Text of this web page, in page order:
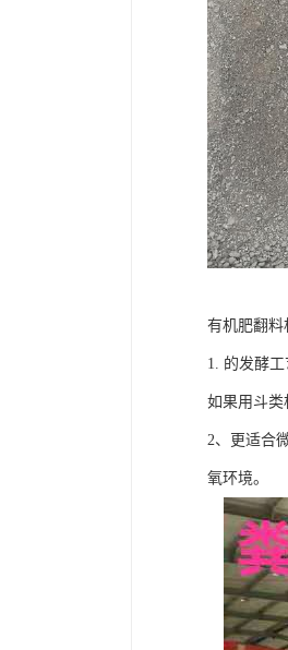
有机肥翻料
1. 的发酵
如果用斗类
2、更适合
氧环境。